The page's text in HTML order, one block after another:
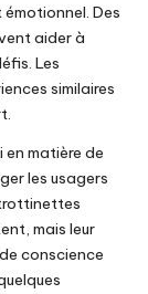
Des
aider à
Les
similaires
matière de
les usagers
mais leur
conscience